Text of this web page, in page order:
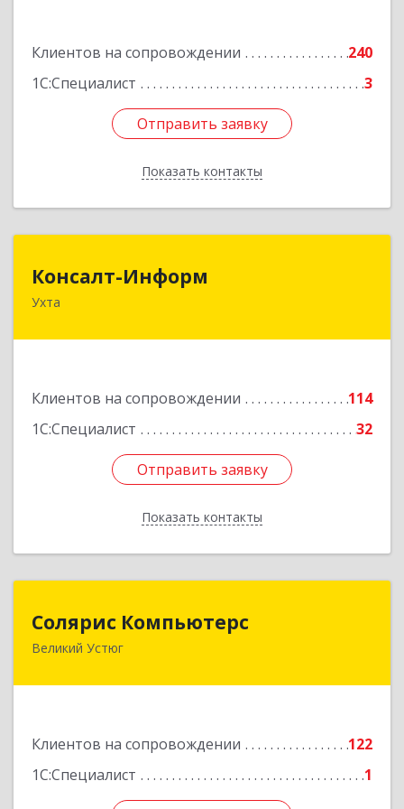
Клиентов на сопровождении
240
1С:Специалист
3
Отправить заявку
Показать контакты
Отправить заявку
Назад
Консалт-Информ
Ухта
Клиентов на сопровождении
114
1С:Специалист
32
Отправить заявку
Показать контакты
169300, Коми Респ, Ухта г, Строителей пр-д 1, 2
Отправить заявку
Назад
Солярис Компьютерс
Великий Устюг
Клиентов на сопровождении
122
1С:Специалист
1
162390, Вологодская обл, Великий Устюг г,